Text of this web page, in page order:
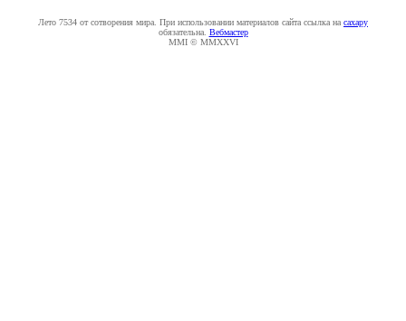
Лето 7534 от сотворения мира. При использовании материалов сайта ссылка на caxapу
обязательна. Вебмастер
MMI © MMXXVI